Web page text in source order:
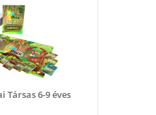
Társas 6-9 éves